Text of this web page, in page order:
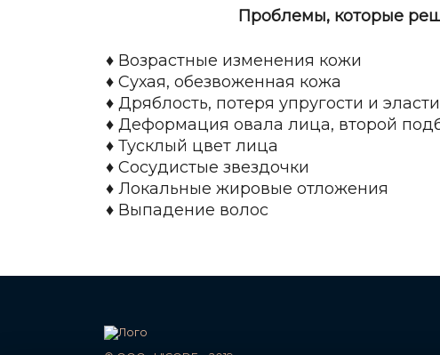
Проблемы, которые
♦ Возрастные изменения кожи
♦ Сухая, обезвоженная кожа
♦ Дряблость, потеря упругости и
♦ Деформация овала лица, второй
♦ Тусклый цвет лица
♦ Сосудистые звездочки
♦ Локальные жировые отложения
♦ Выпадение волос